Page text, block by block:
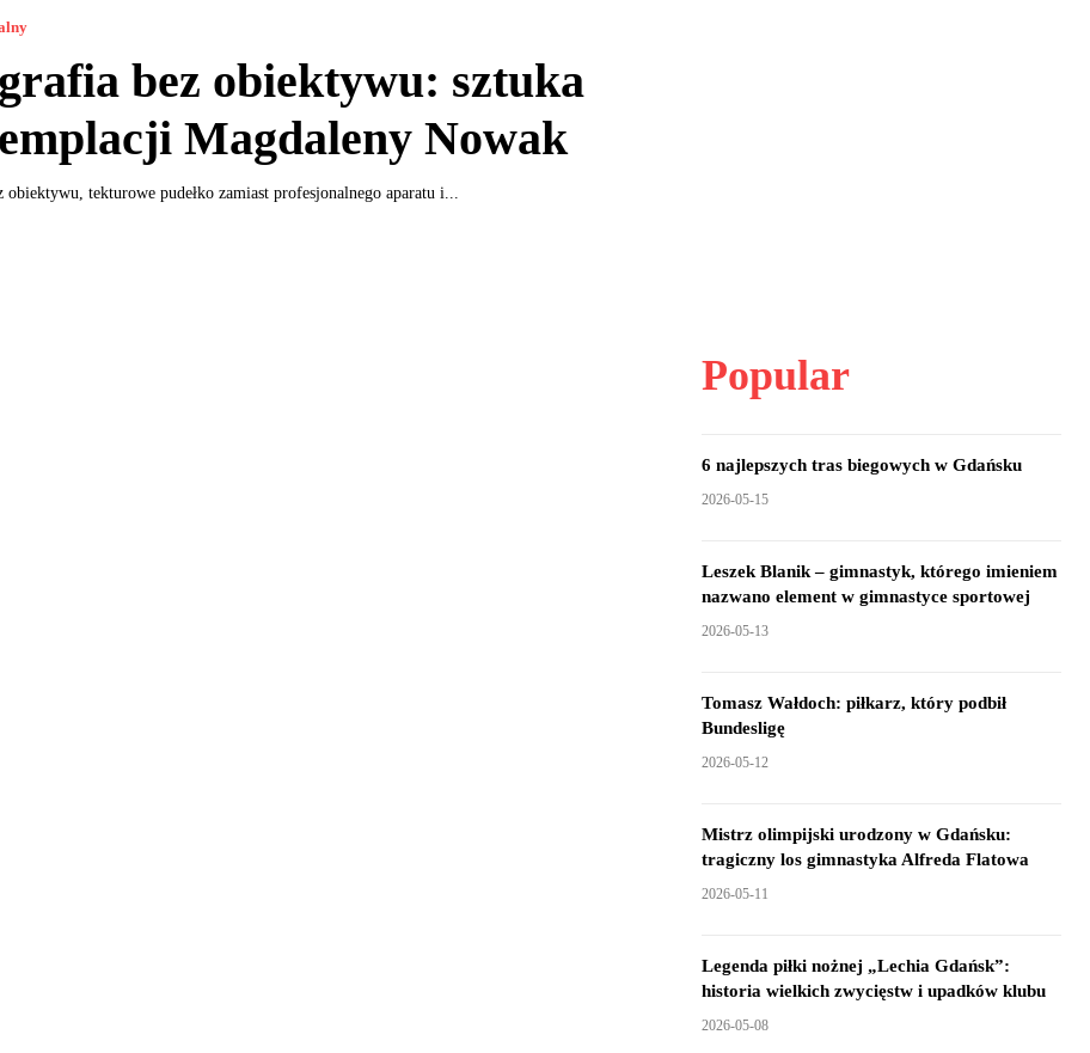
bez obiektywu: sztuka
Magdaleny Nowak
obiektywu, tekturowe pudełko zamiast profesjonalnego aparatu i...
Popular
6 najlepszych tras biegowych w Gdańsku
2026-05-15
Leszek Blanik – gimnastyk, którego imieniem
nazwano element w gimnastyce sportowej
2026-05-13
Tomasz Wałdoch: piłkarz, który podbił
Bundesligę
2026-05-12
Mistrz olimpijski urodzony w Gdańsku:
tragiczny los gimnastyka Alfreda Flatowa
2026-05-11
Legenda piłki nożnej „Lechia Gdańsk”:
historia wielkich zwycięstw i upadków klubu
2026-05-08